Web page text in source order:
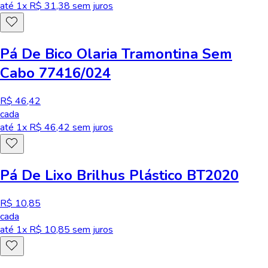
até 1x R$ 31,38 sem juros
Pá De Bico Olaria Tramontina Sem
Cabo 77416/024
R$ 46,42
cada
até 1x R$ 46,42 sem juros
Pá De Lixo Brilhus Plástico BT2020
R$ 10,85
cada
até 1x R$ 10,85 sem juros